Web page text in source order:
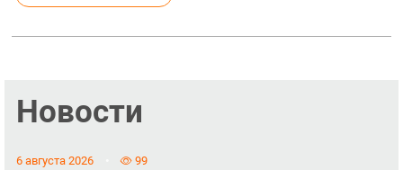
Новости
6 августа 2026 99